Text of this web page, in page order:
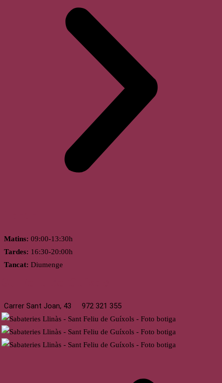
Matins: 09:00-13:30h
Tardes: 16:30-20:00h
Tancat: Diumenge
Carrer Sant Joan, 43 972 321 355